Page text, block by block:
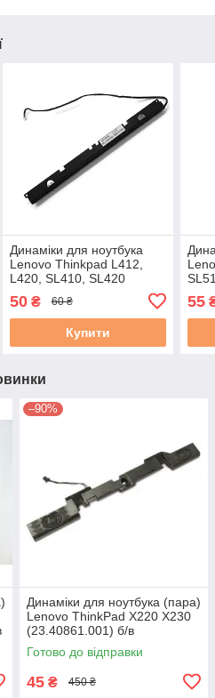
Динаміки для ноутбука
Lenovo Thinkpad L412,
L420, SL410, SL420
50₴ 60 ₴
Купити
55
–90%
Динаміки для ноутбука (пара)
Lenovo ThinkPad X220 X230
(23.40861.001) б/в
Готово до відправки
45 ₴ 450 ₴